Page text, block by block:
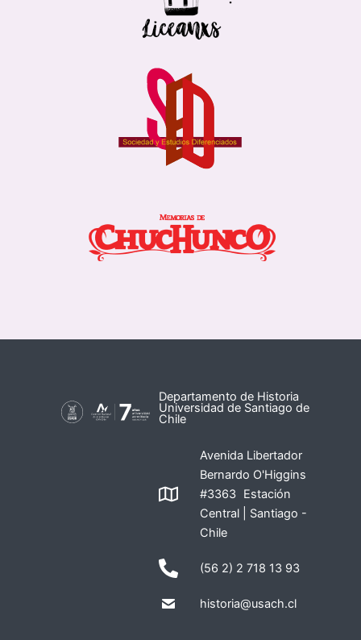
Departamento de Historia
Universidad de Santiago de
Chile
Avenida Libertador
Bernardo O'Higgins
#3363 Estación
Central | Santiago -
Chile
(56 2) 2 718 13 93
historia@usach.cl